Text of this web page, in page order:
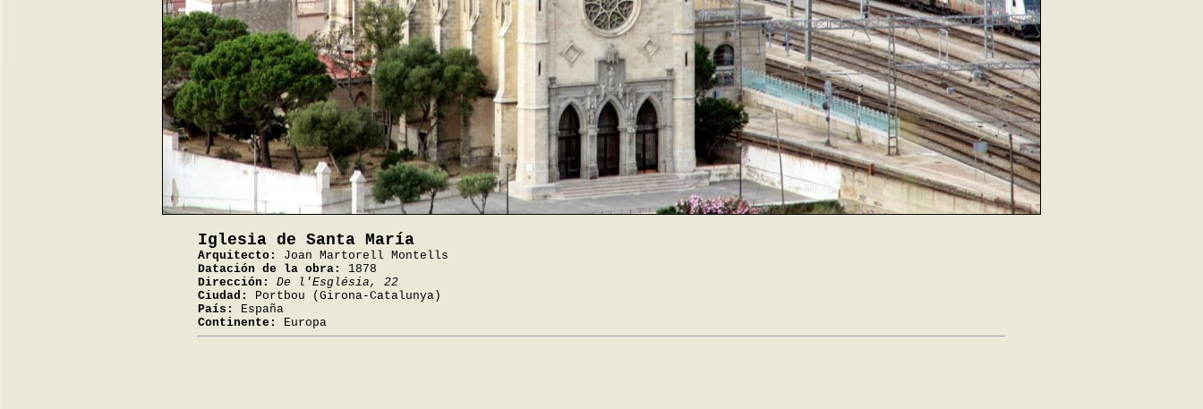
Iglesia de Santa María
Arquitecto:
Joan Martorell Montells
Datación de la obra:
1878
Dirección:
De l'Església, 22
Ciudad:
Portbou (Girona-Catalunya)
País:
España
Continente:
Europa